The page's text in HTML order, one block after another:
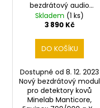
bezdrátový audio
modul pro Manticore,
Equinox 700/900 a X-
Skladem (1 ks)
3 890 Kč
DO KOŠÍKU
Dostupné od 8. 12. 2023
Nový bezdrátový modul
pro detektory kovů
Minelab Manticore,
DETEKTOR
VANQUISH
560
990